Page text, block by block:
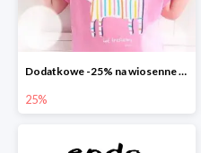
Dodatkowe -25% na wiosenne nowości
25%